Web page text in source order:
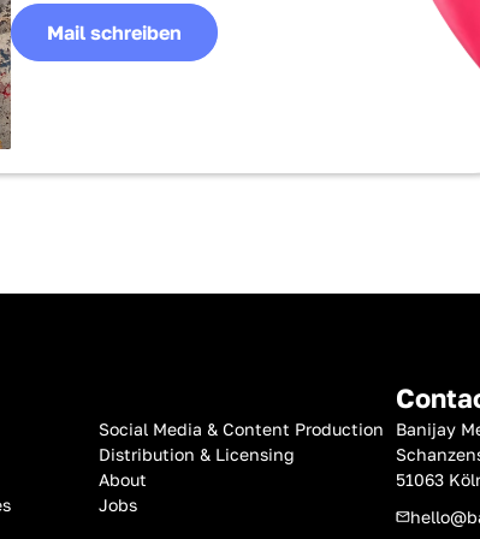
Mail schreiben
Social Media & Content Production
Distribution & Licensing
About
Jobs
Banijay
51063